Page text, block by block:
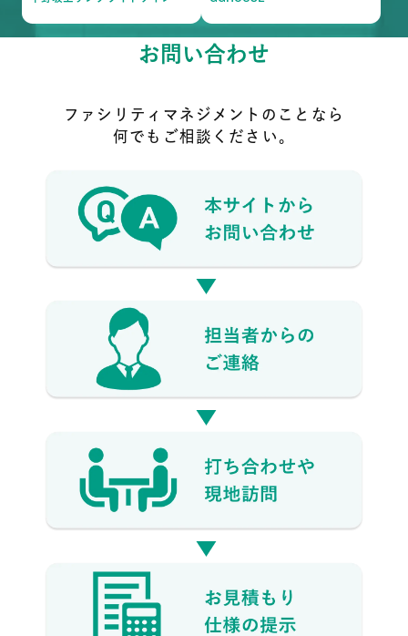
お問い合わせ
ファシリティマネジメントのことなら
何でもご相談ください。